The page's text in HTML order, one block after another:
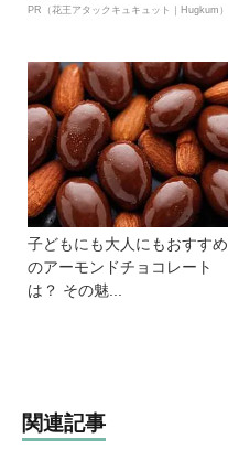
PR（花王アタックキュキュット｜Hugkum）
子どもにも大人にもおすすめ
のアーモンドチョコレート
は？ その魅...
関連記事